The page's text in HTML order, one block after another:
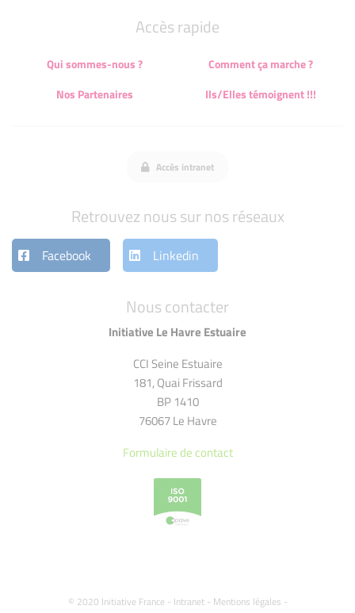
Nous contacter
Initiative Le Havre Estuaire
CCI Seine Estuaire
181, Quai Frissard
BP 1410
76067 Le Havre
Formulaire de contact
© 2020 Initiative France - Intranet- Mentions légales -
Accès rapide
Qui sommes-nous ?
Comment ça marche ?
Nos Partenaires
Ils/Elles témoignent !!!
Accès intranet
Retrouvez nous sur nos réseaux
Facebook Linkedin